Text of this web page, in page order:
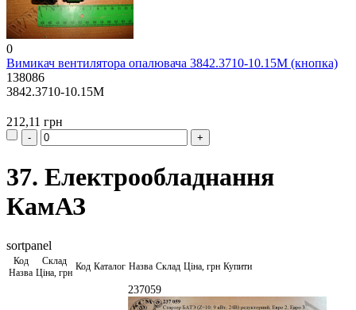
0
Вимикач вентилятора опалювача 3842.3710-10.15М (кнопка)
138086
3842.3710-10.15М
212,11 грн
37. Електрообладнання
КамАЗ
sortpanel
Код
Назва
Склад
Ціна, грн
Код Каталог Назва Склад Ціна, грн Купити
237059